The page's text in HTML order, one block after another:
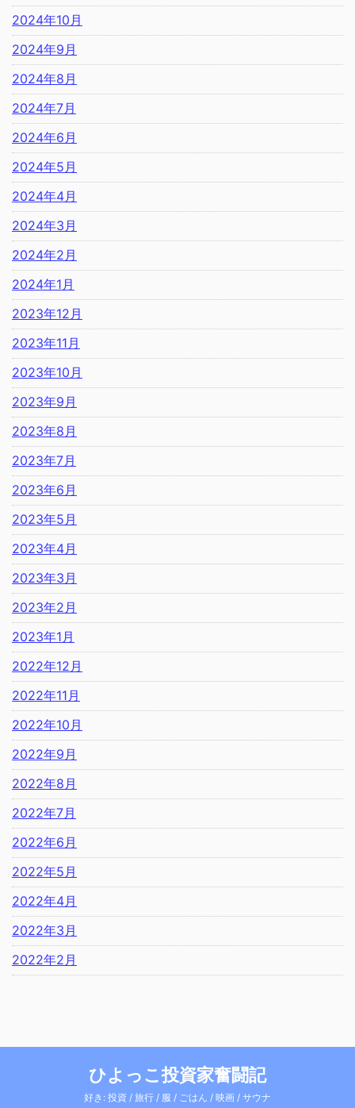
2024年10月
2024年9月
2024年8月
2024年7月
2024年6月
2024年5月
2024年4月
2024年3月
2024年2月
2024年1月
2023年12月
2023年11月
2023年10月
2023年9月
2023年8月
2023年7月
2023年6月
2023年5月
2023年4月
2023年3月
2023年2月
2023年1月
2022年12月
2022年11月
2022年10月
2022年9月
2022年8月
2022年7月
2022年6月
2022年5月
2022年4月
2022年3月
2022年2月
ひよっこ投資家奮闘記
好き: 投資 / 旅行 / 服 / ごはん / 映画 / サウナ